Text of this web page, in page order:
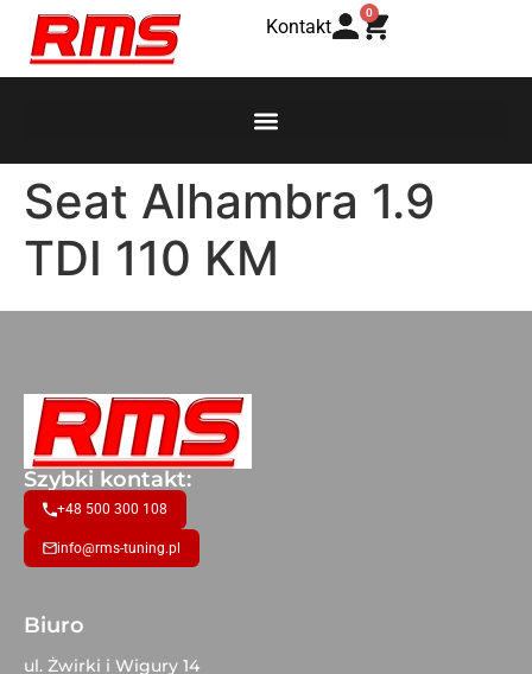
Kontakt
0
Seat Alhambra 1.9
TDI 110 KM
Szybki kontakt:
+48 500 300 108
info@rms-tuning.pl
Biuro
ul. Żwirki i Wigury 14